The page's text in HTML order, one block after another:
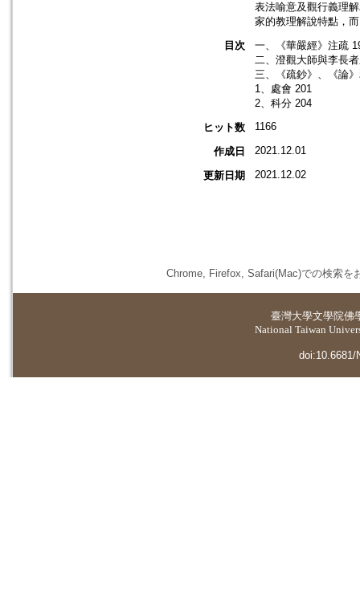
表法喻意及觀行義理
家的教理解說特點，
目次
一、《華嚴經》注疏
二、澄觀大師與李長
三、《疏鈔》、《論
1、處會 201
2、科分 204
ヒット数
1166
作成日 2021.12.01
更新日期 2021.12.02
Chrome, Firefox, Safari(Mac)での検索を
臺灣大學文學院佛
National Taiwan
doi:10.6681/